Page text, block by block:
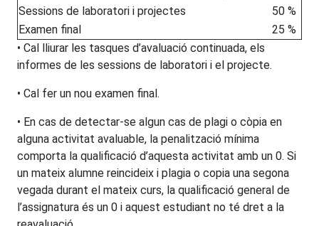
Sessions de laboratori i projectes
50 %
Examen final
25 %
• Cal lliurar les tasques d’avaluació continuada, els
informes de les sessions de laboratori i el projecte.
• Cal fer un nou examen final.
• En cas de detectar-se algun cas de plagi o còpia en
alguna activitat avaluable, la penalització mínima
comporta la qualificació d’aquesta activitat amb un 0. Si
un mateix alumne reincideix i plagia o copia una segona
vegada durant el mateix curs, la qualificació general de
l’assignatura és un 0 i aquest estudiant no té dret a la